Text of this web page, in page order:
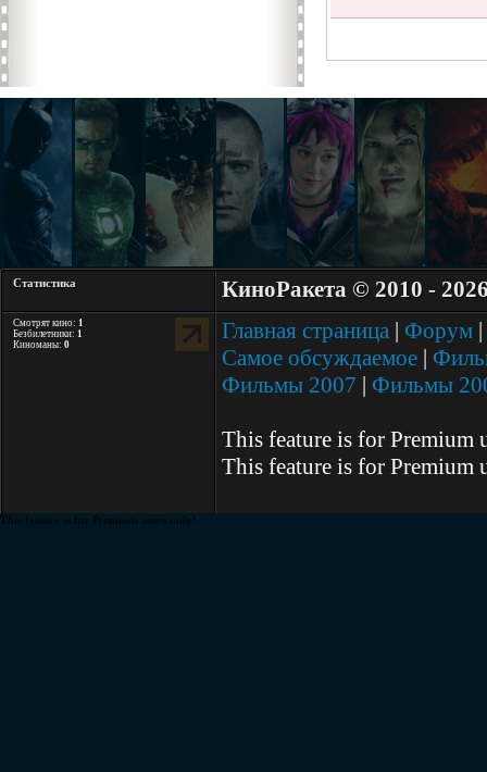
Статистика КиноРакета © 2010 -
Смотрят кино: 1
Безбилетники: 1
Киноманы: 0
Главная страница | Форум |
Самое обсуждаемое |
Фильмы 2007 | Фильмы
This feature is for Premium
This feature is for Premium
This feature is for Premium users only!